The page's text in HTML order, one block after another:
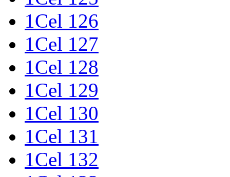
1Cel 126
1Cel 127
1Cel 128
1Cel 129
1Cel 130
1Cel 131
1Cel 132